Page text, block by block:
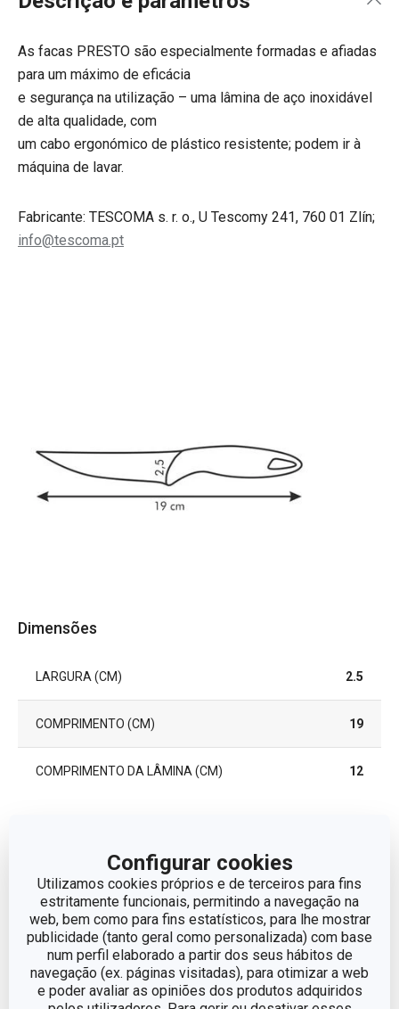
Configurar cookies
Utilizamos cookies próprios e de terceiros para fins
estritamente funcionais, permitindo a navegação na
web, bem como para fins estatísticos, para lhe mostrar
publicidade (tanto geral como personalizada) com base
num perfil elaborado a partir dos seus hábitos de
navegação (ex. páginas visitadas), para otimizar a web
e poder avaliar as opiniões dos produtos adquiridos
As facas PRESTO são especialmente formadas e afiadas
para um máximo de eficácia
e segurança na utilização – uma lâmina de aço inoxidável
de alta qualidade, com
um cabo ergonómico de plástico resistente; podem ir à
máquina de lavar.
Fabricante: TESCOMA s. r. o., U Tescomy 241, 760 01 Zlín;
info@tescoma.pt
Dimensões
LARGURA (CM) 2.5
COMPRIMENTO (CM) 19
COMPRIMENTO DA LÂMINA (CM) 12
CATEGORIA facas
LINHA DE PRODUTO PRESTO
MATERIAL
plástico, aço
inoxidável